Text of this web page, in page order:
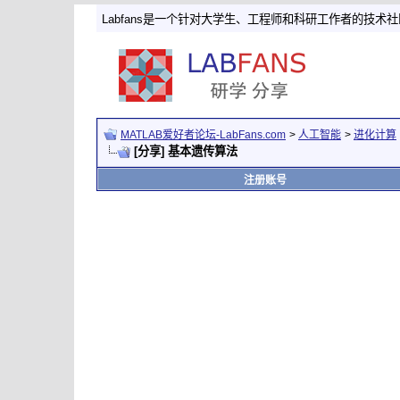
Labfans是一个针对大学生、工程师和科研工作者的技术社
MATLAB爱好者论坛-LabFans.com > 人工智能 > 进化计算
[分享] 基本遗传算法
注册账号